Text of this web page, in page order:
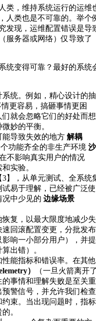
类，维持系统运行的运维
人类也是不可靠的。举个
发现，运维配置错误是导
服务器或网络）仅导致了
统变得可靠？最好的系统
统。例如，精心设计的抽
更容易，搞砸事情更困
就会忽略它们的好处而想
妙的平衡。
导致失效的地方 解耦
功能齐全的非生产环境 沙
不影响真实用户的情况
实验。
】，从单元测试、全系统
易于理解，已经被广泛使
况中少见的 边缘场景
复，以最大限度地减少失
回滚配置变更，分批发布
响一小部分用户），并提
出错）。
能指标和错误率。在其他
）
（一旦火箭离开
事情和理解失败是至关重
警信号，并允许我们检查
束。当出现问题时，指标
。